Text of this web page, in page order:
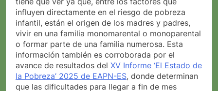
influyen directamente en el riesgo de pobreza
infantil, están el origen de los madres y padres,
vivir en una familia monomarental o monoparental
o formar parte de una familia numerosa. Esta
información también es corroborada por el
avance de resultados del XV Informe ‘El Estado de
la Pobreza’ 2025 de EAPN-ES, donde determinan
que las dificultades para llegar a fin de mes